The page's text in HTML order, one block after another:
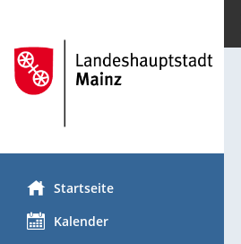
Startseite
Kalender